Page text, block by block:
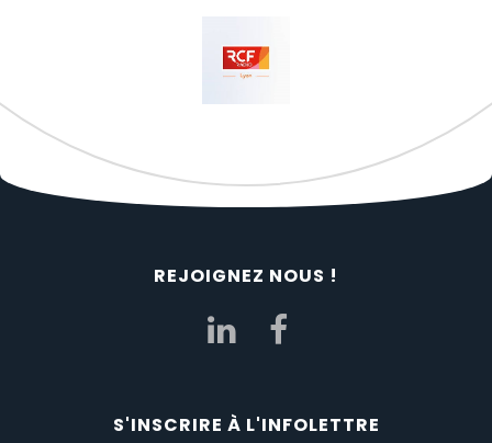
REJOIGNEZ NOUS !
S'INSCRIRE À L'INFOLETTRE